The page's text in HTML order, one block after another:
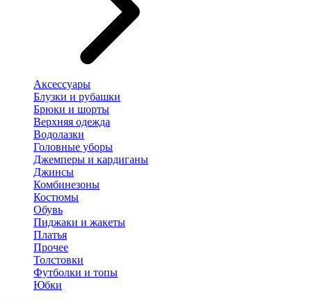
Аксессуары
Блузки и рубашки
Брюки и шорты
Верхняя одежда
Водолазки
Головные уборы
Джемперы и кардиганы
Джинсы
Комбинезоны
Костюмы
Обувь
Пиджаки и жакеты
Платья
Прочее
Толстовки
Футболки и топы
Юбки